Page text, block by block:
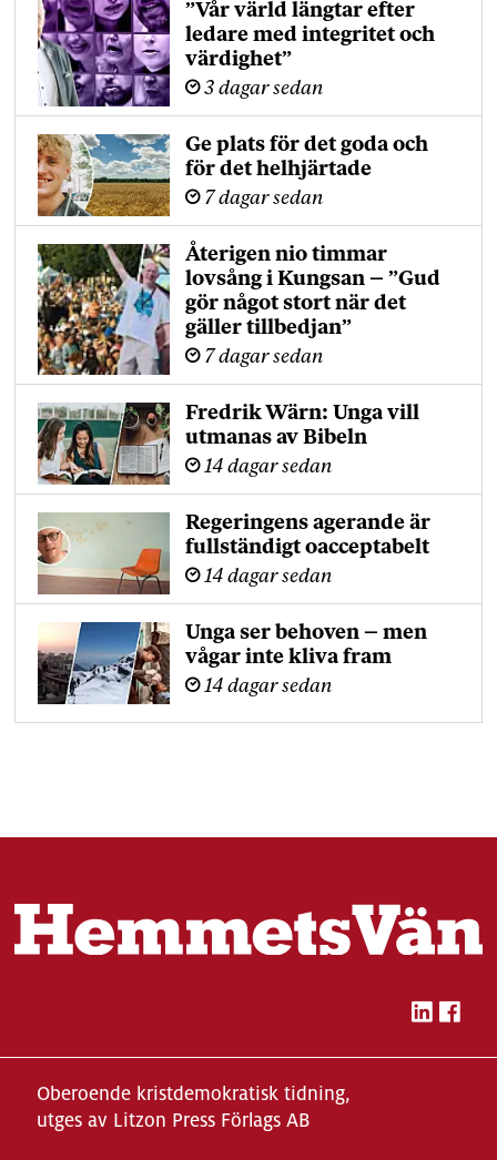
”Vår värld längtar efter
ledare med integritet och
värdighet”
3 dagar sedan
Ge plats för det goda och
för det helhjärtade
7 dagar sedan
Återigen nio timmar
lovsång i Kungsan – ”Gud
gör något stort när det
gäller tillbedjan”
7 dagar sedan
Fredrik Wärn: Unga vill
utmanas av Bibeln
14 dagar sedan
Regeringens agerande är
fullständigt oacceptabelt
14 dagar sedan
Unga ser behoven – men
vågar inte kliva fram
14 dagar sedan
Oberoende kristdemokratisk tidning,
utges av Litzon Press Förlags AB